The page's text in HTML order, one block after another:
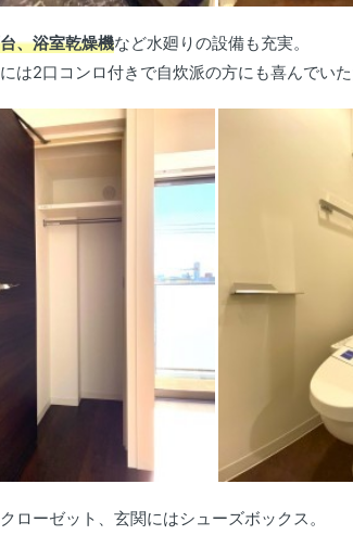
、浴室乾燥機など水廻りの設備も充実。
は2口コンロ付きで自炊派の方にも喜んでいた
ローゼット、玄関にはシューズボックス。